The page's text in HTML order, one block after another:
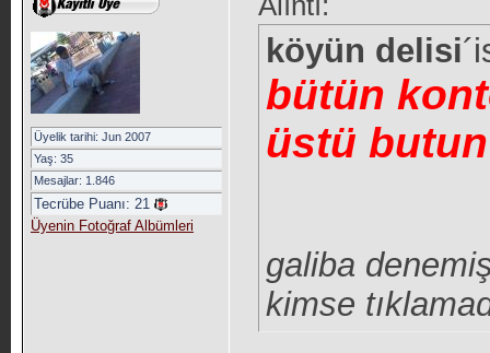
Üyelik tarihi: Jun 2007
Yaş: 35
Mesajlar: 1.846
Tecrübe Puanı: 21
Üyenin Fotoğraf Albümleri
köyün delisi
bütün
üstü
galiba
kimse